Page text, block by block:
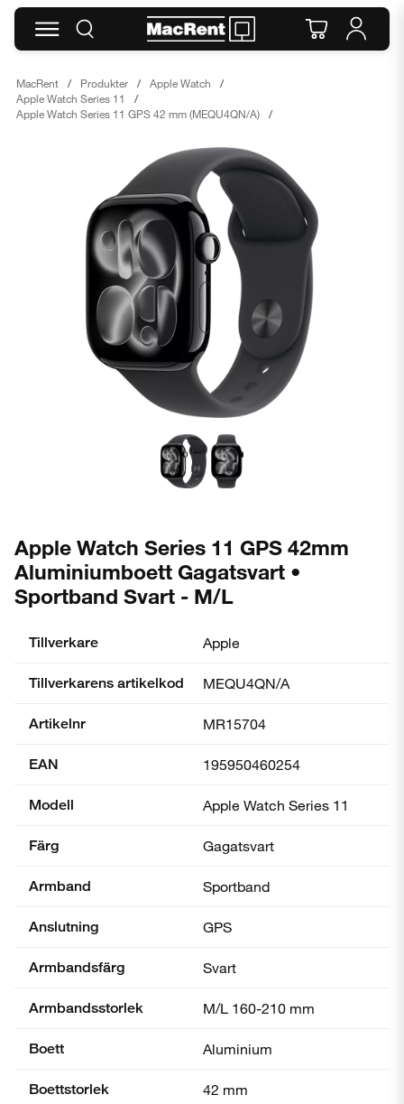
MacRent Produkter
Apple Watch
Apple Watch Series 11
Apple Watch Series 11 GPS 42 mm (MEQU4QN/A)
Apple Watch Series 11 GPS 42mm
Aluminiumboett Gagatsvart •
Sportband Svart - M/L
Tillverkare Apple
Tillverkarens artikelkod MEQU4QN/A
Artikelnr MR15704
EAN 195950460254
Modell Apple Watch Series 11
Färg Gagatsvart
Armband Sportband
Anslutning GPS
Armbandsfärg Svart
Armbandsstorlek M/L 160-210 mm
Boett Aluminium
Boettstorlek 42 mm